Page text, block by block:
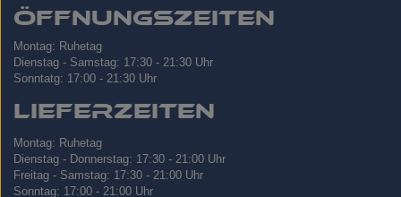
Öffnungszeiten
Montag: Ruhetag
Dienstag - Samstag: 17:30 - 21:30 Uhr
Sonntatg: 17:00 - 21:30 Uhr
Lieferzeiten
Montag: Ruhetag
Dienstag - Donnerstag: 17:30 - 21:00 Uhr
Freitag - Samstag: 17:30 - 21:00 Uhr
Sonntag: 17:00 - 21:00 Uhr